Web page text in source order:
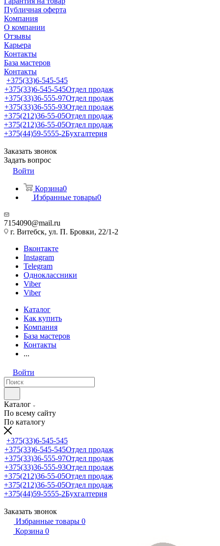
Публичная оферта
Компания
О компании
Отзывы
Карьера
Контакты
База мастеров
Контакты
+375(33)6-545-545
+375(33)6-545-545Отдел продаж
+375(33)36-555-97Отдел продаж
+375(33)36-555-93Отдел продаж
+375(212)36-55-05Отдел продаж
+375(212)36-55-05Отдел продаж
+375(44)59-5555-2Бухгалтерия
Заказать звонок
Задать вопрос
Войти
Корзина0
Избранные товары0
7154090@mail.ru
г. Витебск, ул. П. Бровки, 22/1-2
Вконтакте
Instagram
Telegram
Одноклассники
Viber
Viber
Каталог
Как купить
Компания
База мастеров
Контакты
...
Войти
Каталог
По всему сайту
По каталогу
+375(33)6-545-545
+375(33)6-545-545Отдел продаж
+375(33)36-555-97Отдел продаж
+375(33)36-555-93Отдел продаж
+375(212)36-55-05Отдел продаж
+375(212)36-55-05Отдел продаж
+375(44)59-5555-2Бухгалтерия
Заказать звонок
Избранные товары 0
Корзина 0